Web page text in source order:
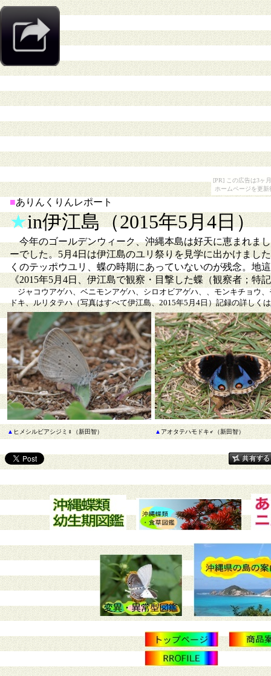
[PR] この広告は3ヶ
ホームページを更
■ありんくりんレポート
★in伊江島（2015年5月4日）
今年のゴールデンウィーク、沖縄本島は好天に恵まれま
ーでした。5月4日は伊江島のユリ祭りを見学に出かけまし
くのテッポウユリ、蝶の時期にあっていないのが残念。地
《2015年5月4日、伊江島で観察・目撃した蝶（観察者；特
ジャコウアゲハ、ベニモンアゲハ、シロオビアゲハ、、モンキチョウ
ドキ、ルリタテハ（写真はすべて伊江島、2015年5月4日）記録の詳しくは
▲ ヒメシルビアシジミ♀（新田智） ▲ アオタテハモドキ♂（新田智）